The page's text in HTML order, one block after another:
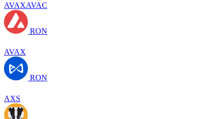
AVAXAVAC
RON
AVAX
RON
AXS